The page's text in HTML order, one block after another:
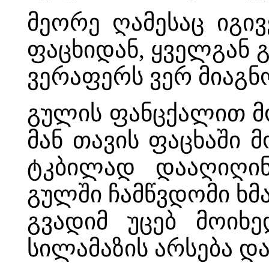
მეორე ღამესაც
ფაცხიდან, ყველგან
ვერაფერს ვერ
გულის ფანცქალით
მან თავის ფაცხაში
ტკბილად
გულში ჩამწვდომი
გვადიმ უცებ
სილამაზის არსება